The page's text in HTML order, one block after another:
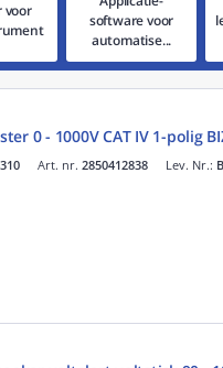
voor
software voor
automatise...
0 - 1000V CAT IV 1-polig
Art. nr. 2850412838 Lev. Nr.: